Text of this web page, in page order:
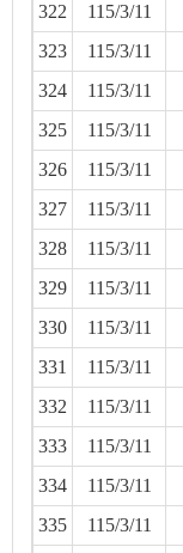
322
115/3/11
323
115/3/11
324
115/3/11
325
115/3/11
326
115/3/11
327
115/3/11
328
115/3/11
329
115/3/11
330
115/3/11
331
115/3/11
332
115/3/11
333
115/3/11
334
115/3/11
335
115/3/11